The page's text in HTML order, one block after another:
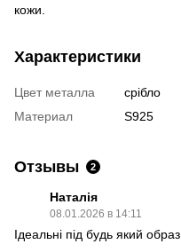
кожи.
Характеристики
Цвет металла
срібло
Материал
S925
Отзывы 2
Наталія
08.01.2026 в 14:11
Ідеальні під будь який образ